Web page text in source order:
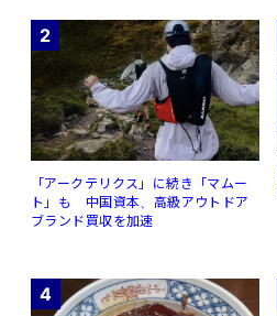
2
「アークテリクス」に続き「マムー
ト」も 中国資本、高級アウトドア
ブランド買収を加速
4